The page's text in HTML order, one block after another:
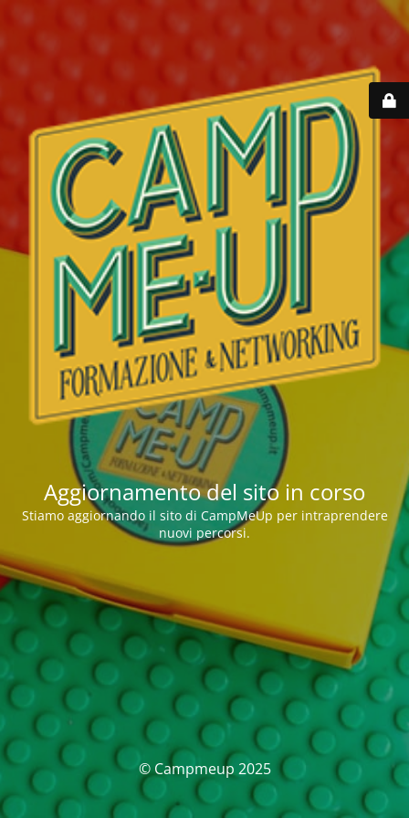
Aggiornamento del sito in corso
Stiamo aggiornando il sito di CampMeUp per intraprendere
nuovi percorsi.
© Campmeup 2025